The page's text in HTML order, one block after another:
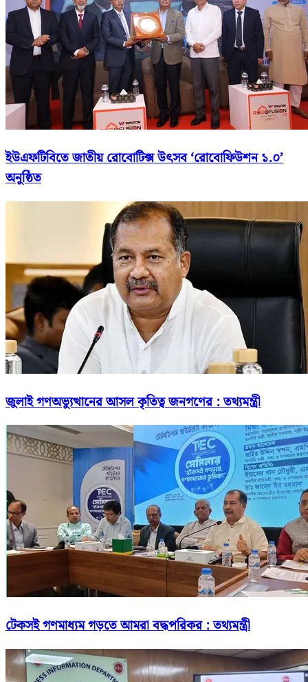
ইউএফটিবিতে জাতীয় রোবোটিক্স উৎসব ‘রোবোফিউশন ১.০’
অনুষ্ঠিত
জুলাই গণঅভ্যুত্থানের আসল কৃতিত্ব জনগণের : তথ্যমন্ত্রী
টেকসই গণমাধ্যম গড়তে আমরা বদ্ধপরিকর : তথ্যমন্ত্রী